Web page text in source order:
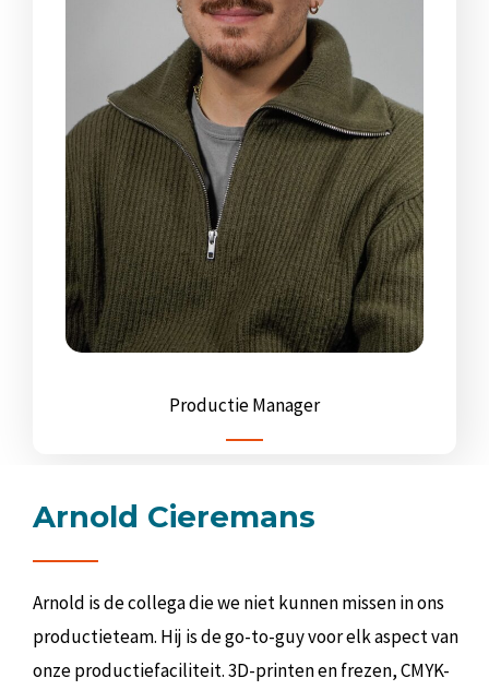
Productie Manager
Arnold Cieremans
Arnold is de collega die we niet kunnen missen in ons
productieteam. Hij is de go-to-guy voor elk aspect van
onze productiefaciliteit. 3D-printen en frezen, CMYK-